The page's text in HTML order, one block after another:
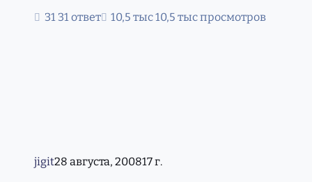
31 ответ
10,5 тыс просмотров
jigit28 августа, 200817 г.